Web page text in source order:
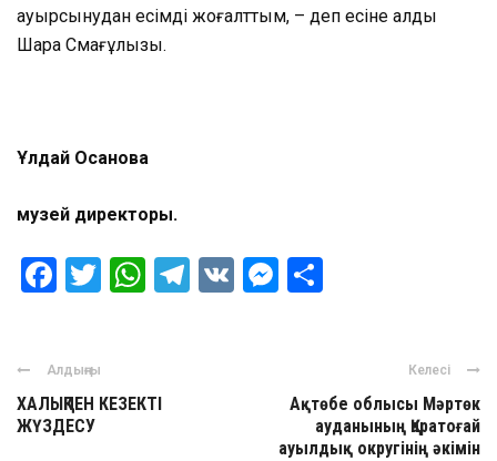
ауырсынудан есімді жоғалттым, – деп есіне алды
Шара Смағұлқызы.
Ұлдай Осанова
музей директоры.
Facebook
Twitter
WhatsApp
Telegram
VK Messenger
Алдыңғы
ХАЛЫҚПЕН КЕЗЕКТІ
ЖҮЗДЕСУ
Келесі
Ақтөбе облысы Мәртөк
ауданының Қаратоғай
ауылдық округінің әкімін